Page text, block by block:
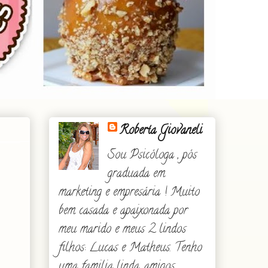
Roberta Giovaneli
Sou Psicóloga , pós
graduada em
marketing e empresária ! Muito
bem casada e apaixonada por
meu marido e meus 2 lindos
filhos: Lucas e Matheus. Tenho